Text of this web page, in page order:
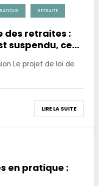
RETRAITE
des retraites :
suspendu, ce
Le projet de loi de
LIRE LA SUITE
en pratique :